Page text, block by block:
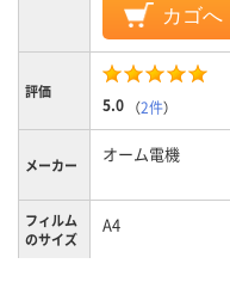
カゴへ
評価
5.0 （2件）
メーカー オーム電機
フィルム
のサイズ
A4